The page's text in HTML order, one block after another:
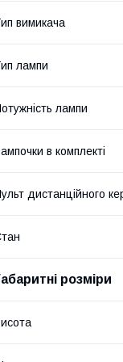
вимикача
лампи
лампи
в комплекті
дистанційного
розміри